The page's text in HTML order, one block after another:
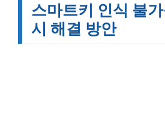
스마트키 인식 불
시 해결 방안